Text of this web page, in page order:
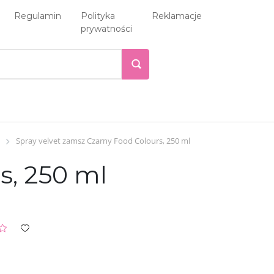
Regulamin
Polityka
prywatności
Reklamacje
Spray velvet zamsz Сzarny Food Colours, 250 ml
250 ml